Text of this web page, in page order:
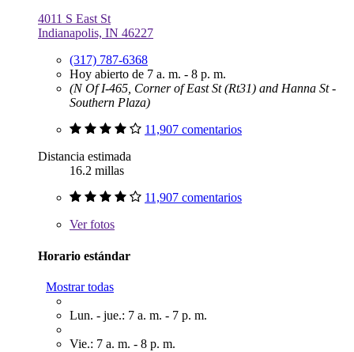
4011 S East St
Indianapolis, IN 46227
(317) 787-6368
Hoy abierto de 7 a. m. - 8 p. m.
(N Of I-465, Corner of East St (Rt31) and Hanna St -
Southern Plaza)
11,907 comentarios
Distancia estimada
16.2 millas
11,907 comentarios
Verfotos
Horario estándar
Mostrar todas
Lun. - jue.: 7 a. m. - 7 p. m.
Vie.: 7 a. m. - 8 p. m.